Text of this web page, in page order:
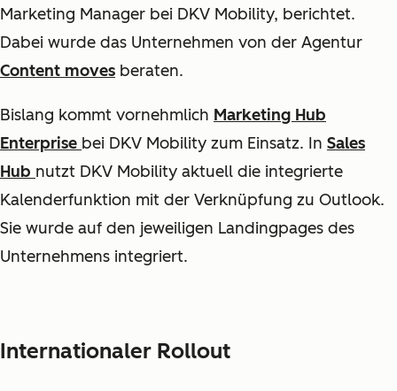
Marketing Manager bei DKV Mobility, berichtet.
Dabei wurde das Unternehmen von der Agentur
Content moves beraten.
Bislang kommt vornehmlich Marketing Hub
Enterprise bei DKV Mobility zum Einsatz. In Sales
Hub nutzt DKV Mobility aktuell die integrierte
Kalenderfunktion mit der Verknüpfung zu Outlook.
Sie wurde auf den jeweiligen Landingpages des
Unternehmens integriert.
Internationaler Rollout